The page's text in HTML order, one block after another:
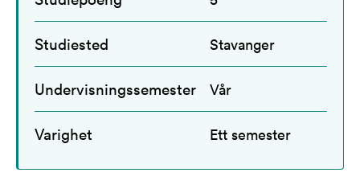
Studiested Stavanger
Undervisningssemester Vår
Varighet Ett semester